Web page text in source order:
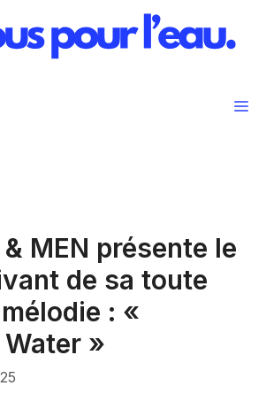
& MEN présente le
de sa toute
: «
»